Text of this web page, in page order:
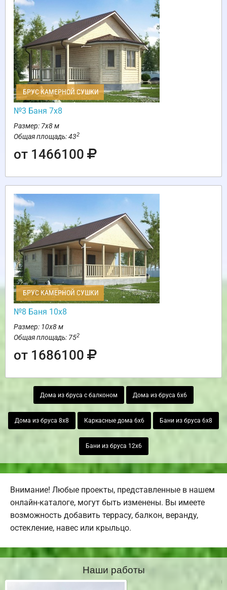
БРУС КАМЕРНОЙ СУШКИ
№3 Баня 7х8
Размер: 7х8 м
Общая площадь: 432
от 1466100
БРУС КАМЕРНОЙ СУШКИ
№8 Баня 10х8
Размер: 10х8 м
Общая площадь: 752
от 1686100
Дома из бруса с балконом Дома из бруса 6х6
Дома из бруса 8х8 Каркасные дома 6х6 Бани из бруса 6х8
Бани из бруса 12х6
Внимание! Любые проекты, представленные в нашем
онлайн-каталоге, могут быть изменены. Вы имеете
возможность добавить террасу, балкон, веранду,
остекление, навес или крыльцо.
Наши работы